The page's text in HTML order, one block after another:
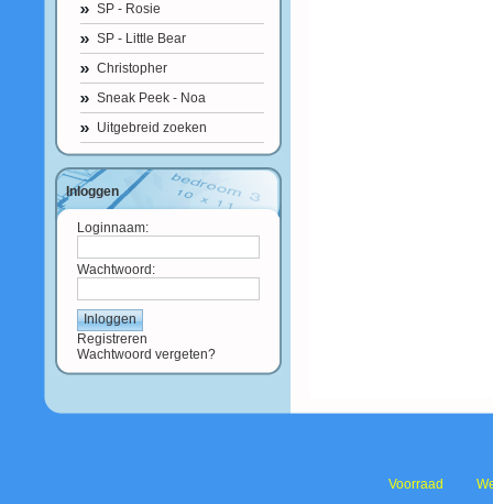
SP - Rosie
SP - Little Bear
Christopher
Sneak Peek - Noa
Uitgebreid zoeken
Inloggen
Loginnaam:
Wachtwoord:
Registreren
Wachtwoord vergeten?
Voorraad